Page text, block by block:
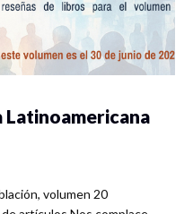
Latinoamericana
volumen 20